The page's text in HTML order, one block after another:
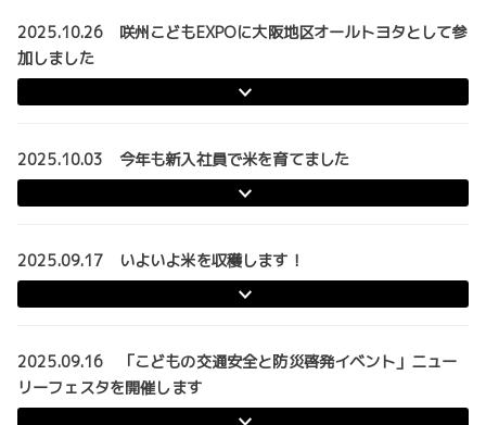
2025.10.26 咲州こどもEXPOに大阪地区オールトヨタとして参
加しました
2025.10.03 今年も新入社員で米を育てました
2025.09.17 いよいよ米を収穫します！
2025.09.16 「こどもの交通安全と防災啓発イベント」ニュー
リーフェスタを開催します